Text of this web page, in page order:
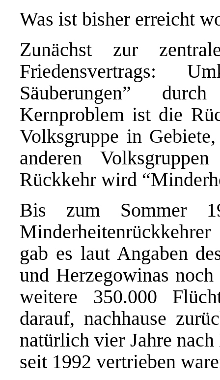
Was ist bisher erreicht
Zunächst zur
Friedensvertrags:
Säuberungen”
Kernproblem ist die
Volksgruppe in
anderen
Rückkehr wird
Bis zum Sommer
gab es laut Angaben
und Herzegowinas
weitere 350.000
darauf, nachhause
natürlich vier Jahre
seit 1992 vertrieben